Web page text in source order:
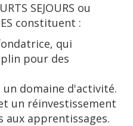
SEJOURS ou
constituent :
qui
pour des
domaine d'activité.
un réinvestissement
aux apprentissages.